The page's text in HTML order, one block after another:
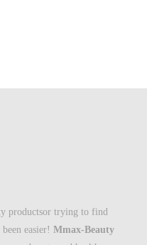
productsor trying to find
easier!Mmax-Beauty